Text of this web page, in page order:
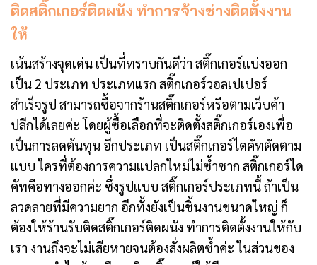
ติดสติ๊กเกอร์ติดผนัง ทำการจ้างช่างติดตั้งงาน
ให้
เน้นสร้างจุดเด่น เป็นที่ทราบกันดีว่า สติ๊กเกอร์แบ่งออก
เป็น 2 ประเภท ประเภทแรก สติ๊กเกอร์วอลเปเปอร์
สำเร็จรูป สามารถซื้อจากร้านสติ๊กเกอร์หรือตามเว็บค้า
ปลีกได้เลยค่ะ โดยผู้ซื้อเลือกที่จะติดตั้งสติ๊กเกอร์เองเพื่อ
เป็นการลดต้นทุน อีกประเภท เป็นสติ๊กเกอร์ไดคัทตัดตาม
แบบ ใครที่ต้องการความแปลกใหม่ไม่ซ้ำซาก สติ๊กเกอร์ได
คัทคือทางออกค่ะ ซึ่งรูปแบบ สติ๊กเกอร์ประเภทนี้ ถ้าเป็น
ลวดลายที่มีความยาก อีกทั้งยังเป็นชิ้นงานขนาดใหญ่ ก็
ต้องให้ร้านรับติดสติ๊กเกอร์ติดผนัง ทำการติดตั้งงานให้กับ
เรา งานถึงจะไม่เสียหายจนต้องสั่งผลิตซ้ำค่ะ ในส่วนของ